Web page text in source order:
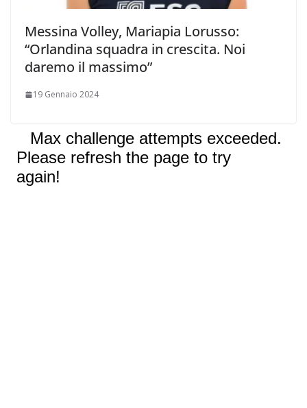
Messina Volley, Mariapia Lorusso:
“Orlandina squadra in crescita. Noi
daremo il massimo”
19 Gennaio 2024